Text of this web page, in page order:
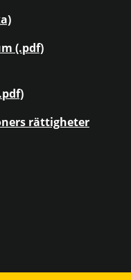
(.pdf)
rättigheter